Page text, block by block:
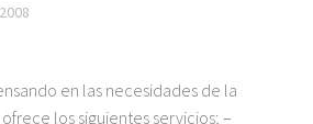
en las necesidades de la
los siguientes servicios; –